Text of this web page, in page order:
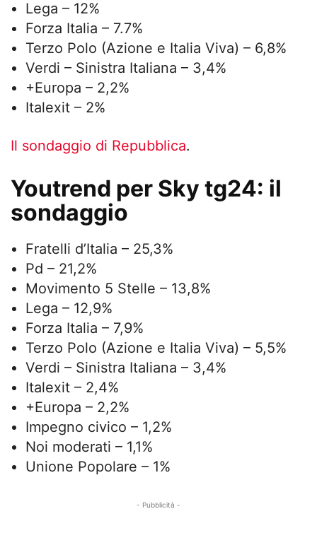
Lega – 12%
Forza Italia – 7.7%
Terzo Polo (Azione e Italia Viva) – 6,8%
Verdi – Sinistra Italiana – 3,4%
+Europa – 2,2%
Italexit – 2%
Il sondaggio di Repubblica.
Youtrend per Sky tg24: il
sondaggio
Fratelli d’Italia – 25,3%
Pd – 21,2%
Movimento 5 Stelle – 13,8%
Lega – 12,9%
Forza Italia – 7,9%
Terzo Polo (Azione e Italia Viva) – 5,5%
Verdi – Sinistra Italiana – 3,4%
Italexit – 2,4%
+Europa – 2,2%
Impegno civico – 1,2%
Noi moderati – 1,1%
Unione Popolare – 1%
- Pubblicità -